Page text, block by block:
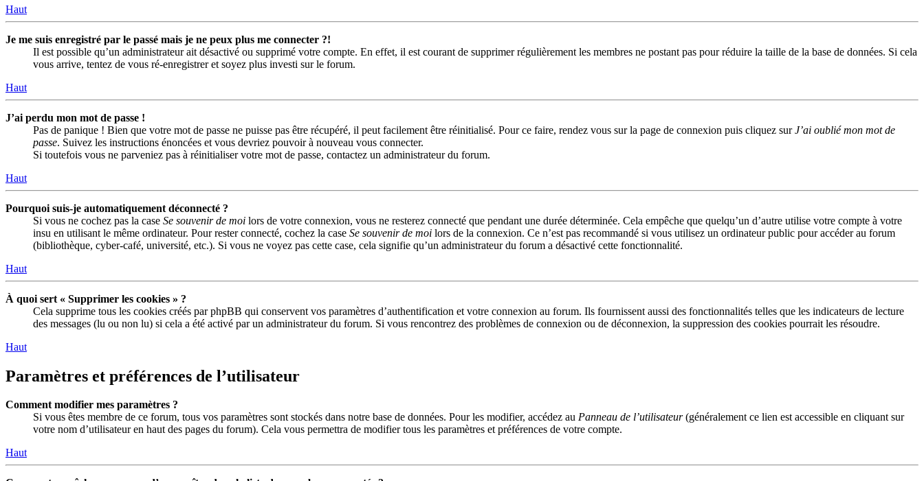
Haut
Je me suis enregistré par le passé mais je ne peux plus me connecter ?!
Il est possible qu’un administrateur ait désactivé ou supprimé votre compte. En effet, il est courant de supprimer régulièrement les membres ne postant pas pour réduire la taille de la base de données. Si cela
vous arrive, tentez de vous ré-enregistrer et soyez plus investi sur le forum.
Haut
J’ai perdu mon mot de passe !
Pas de panique ! Bien que votre mot de passe ne puisse pas être récupéré, il peut facilement être réinitialisé. Pour ce faire, rendez vous sur la page de connexion puis cliquez surJ’ai oublié mon mot de
passe. Suivez les instructions énoncées et vous devriez pouvoir à nouveau vous connecter.
Si toutefois vous ne parveniez pas à réinitialiser votre mot de passe, contactez un administrateur du forum.
Haut
Pourquoi suis-je automatiquement déconnecté ?
Si vous ne cochez pas la case Se souvenir de moi lors de votre connexion, vous ne resterez connecté que pendant une durée déterminée. Cela empêche que quelqu’un d’autre utilise votre compte à votre
insu en utilisant le même ordinateur. Pour rester connecté, cochez la case Se souvenir de moi lors de la connexion. Ce n’est pas recommandé si vous utilisez un ordinateur public pour accéder au forum
(bibliothèque, cyber-café, université, etc.). Si vous ne voyez pas cette case, cela signifie qu’un administrateur du forum a désactivé cette fonctionnalité.
Haut
À quoi sert « Supprimer les cookies » ?
Cela supprime tous les cookies créés par phpBB qui conservent vos paramètres d’authentification et votre connexion au forum. Ils fournissent aussi des fonctionnalités telles que les indicateurs de lecture
des messages (lu ou non lu) si cela a été activé par un administrateur du forum. Si vous rencontrez des problèmes de connexion ou de déconnexion, la suppression des cookies pourrait les résoudre.
Haut
Paramètres et préférences de l’utilisateur
Comment modifier mes paramètres ?
Si vous êtes membre de ce forum, tous vos paramètres sont stockés dans notre base de données. Pour les modifier, accédez au Panneau de l’utilisateur(généralement ce lien est accessible en cliquant sur
votre nom d’utilisateur en haut des pages du forum). Cela vous permettra de modifier tous les paramètres et préférences de votre compte.
Haut